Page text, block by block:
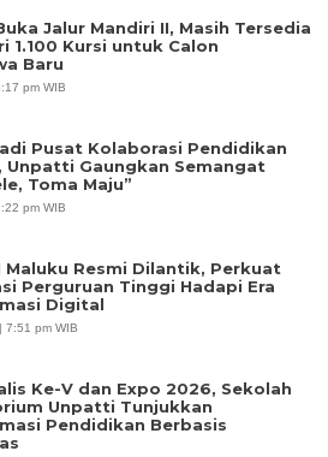
Jalur Mandiri II, Masih Tersedia
1.100 Kursi untuk Calon
Baru
pm WIB
Pusat Kolaborasi Pendidikan
Unpatti Gaungkan Semangat
Toma Maju”
pm WIB
Maluku Resmi Dilantik, Perkuat
Perguruan Tinggi Hadapi Era
Digital
7:51 pm WIB
Ke-V dan Expo 2026, Sekolah
Unpatti Tunjukkan
Pendidikan Berbasis